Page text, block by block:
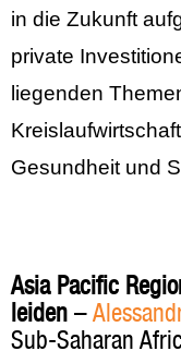
in die Zukunft
private
liegenden
Gesundheit und
Asia Pacific
leiden –
Sub-Saharan